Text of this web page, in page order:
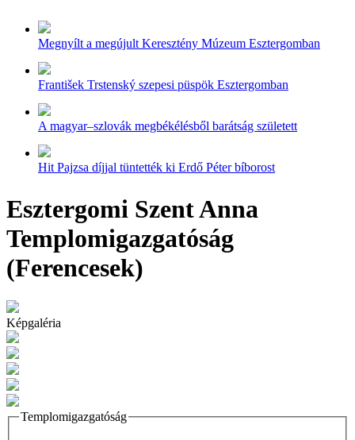
Megnyílt a megújult Keresztény Múzeum Esztergomban
František Trstenský szepesi püspök Esztergomban
A magyar–szlovák megbékélésből barátság született
Hit Pajzsa díjjal tüntették ki Erdő Péter bíborost
Esztergomi Szent Anna
Templomigazgatóság
(Ferencesek)
Képgaléria
Templomigazgatóság